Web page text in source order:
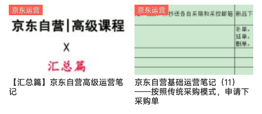
【汇总篇】京东自营高级运营笔
记
京东运营
京东自营基础运营笔记（11）
——按照传统采购模式，申请下
采购单
京东运营